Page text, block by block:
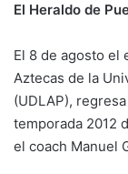
El Heraldo de
El 8 de agosto el
Aztecas de la
(UDLAP),
temporada 2012
el coach Manuel